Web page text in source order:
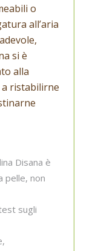
o
all’aria
si è
alla
ristabilirne
Disana è
pelle, non
sugli